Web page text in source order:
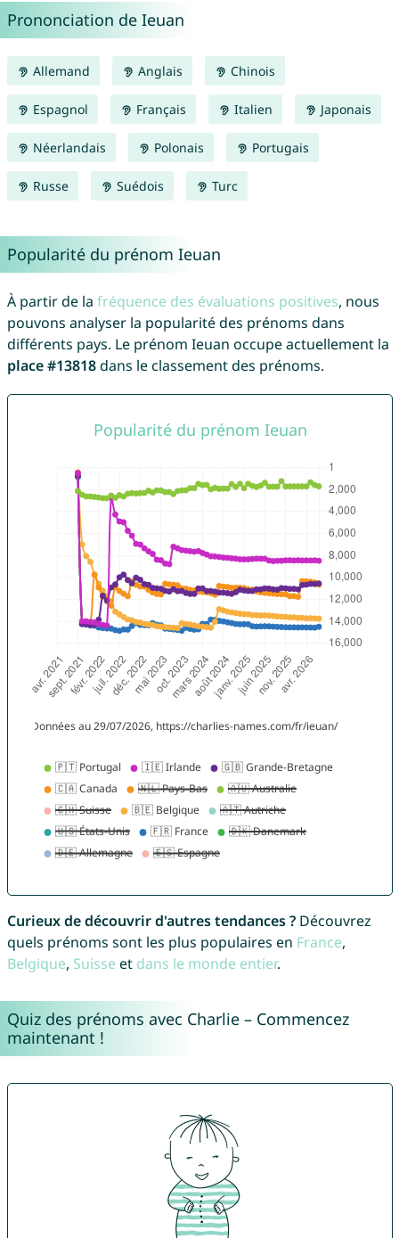
Prononciation de Ieuan
Allemand Anglais Chinois
Espagnol Français Italien Japonais
Néerlandais Polonais Portugais
Russe Suédois Turc
Popularité du prénom Ieuan
À partir de la fréquence des évaluations positives, nous
pouvons analyser la popularité des prénoms dans
différents pays. Le prénom Ieuan occupe actuellement la
place #13818dans le classement des prénoms.
Curieux de découvrir d'autres tendances ?Découvrez
quels prénoms sont les plus populaires en France,
Belgique, Suisse et dans le monde entier.
Quiz des prénoms avec Charlie – Commencez
maintenant !